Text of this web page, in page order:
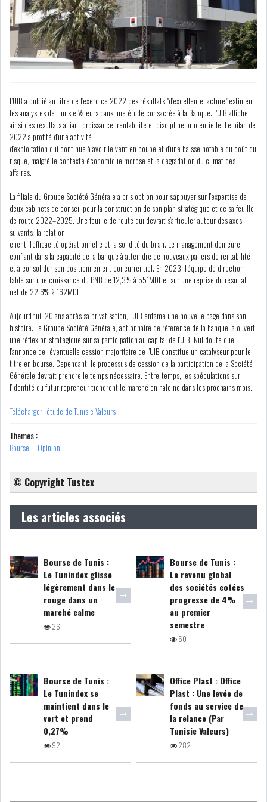
BOURSE DE TUNIS : LE REVENU
GLOBAL DES S...
TUNINDEX SE MAINTIE...
OFFICE PLAST : UNE LEVÉE DE
FONDS AU SER...
COTATION ET ANALYSES
FICHES SOCIÉTÉS
COURS DU JOUR
ANALYSE QUOTIDIENNE
ANALYSE HEBDOMADAIRE
ZOOM ENTREPRISE
ARCHIVES DES COURS
HISTORIQUE ANALYSES HEBDOMADAIRES
SICAV
GRAPHIQUE DU TUNINDEX
RSS ANALYSES QUOTIDIENNES
RSS ANALYSES HEBDOMADAIRES
RSS ZOOMS
SECTEURS
L’UIB a publié au titre de l’exercice 2022 des résultats "d’excellente facture" estiment
les analystes de Tunisie Valeurs dans une étude consacrée à la Banque. L'UIB affiche
ainsi des résultats alliant croissance, rentabilité et discipline prudentielle. Le bilan de
2022 a profité d’une activité
d’exploitation qui continue à avoir le vent en poupe et d’une baisse notable du coût du
risque, malgré le contexte économique morose et la dégradation du climat des
affaires.
La filiale du Groupe Société Générale a pris option pour s’appuyer sur l’expertise de
deux cabinets de conseil pour la construction de son plan stratégique et de sa feuille
de route 2022–2025. Une feuille de route qui devrait s’articuler autour des axes
suivants: la relation
client, l’efficacité opérationnelle et la solidité du bilan. Le management demeure
confiant dans la capacité de la banque à atteindre de nouveaux paliers de rentabilité
et à consolider son positionnement concurrentiel. En 2023, l’équipe de direction
table sur une croissance du PNB de 12,3% à 551MDt et sur une reprise du résultat
net de 22,6% à 162MDt.
Aujourd’hui, 20 ans après sa privatisation, l’UIB entame une nouvelle page dans son
histoire. Le Groupe Société Générale, actionnaire de référence de la banque, a ouvert
une réflexion stratégique sur sa participation au capital de l’UIB. Nul doute que
l’annonce de l’éventuelle cession majoritaire de l’UIB constitue un catalyseur pour le
titre en bourse. Cependant, le processus de cession de la participation de la Société
Générale devrait prendre le temps nécessaire. Entre-temps, les spéculations sur
l’identité du futur repreneur tiendront le marché en haleine dans les prochains mois.
Télécharger l'étude de Tunisie Valeurs
Themes :
Bourse
Opinion
© Copyright Tustex
Les articles associés
Bourse de Tunis :
Le Tunindex glisse
légèrement dans le
rouge dans un
marché calme
26
Bourse de Tunis :
Le revenu global
des sociétés cotées
progresse de 4%
au premier
semestre
50
Bourse de Tunis :
Le Tunindex se
maintient dans le
vert et prend
0,27%
92
Office Plast : Office
Plast : Une levée de
fonds au service de
la relance (Par
Tunisie Valeurs)
282